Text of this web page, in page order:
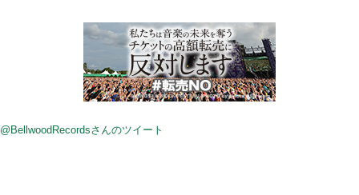
@BellwoodRecordsさんのツイート